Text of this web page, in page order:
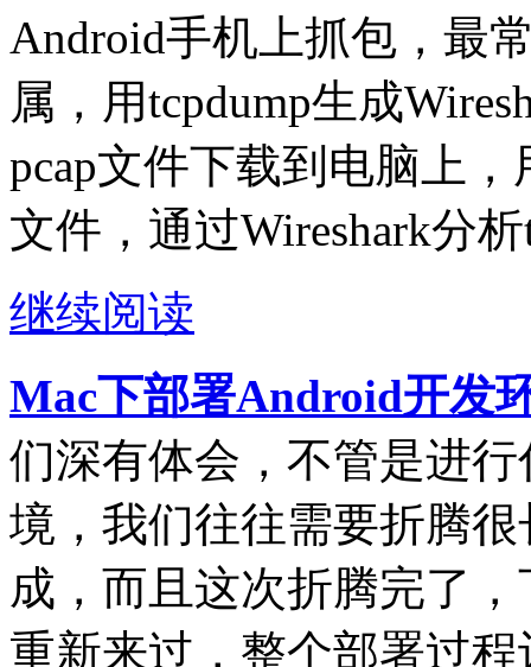
Android手机上抓包，最
属，用tcpdump生成
pcap文件下载到电脑上，
文件，通过Wireshark分
继续阅读
Mac下部署Android开发
们深有体会，不管是进
境，我们往往需要折腾
成，而且这次折腾完了
重新来过，整个部署过